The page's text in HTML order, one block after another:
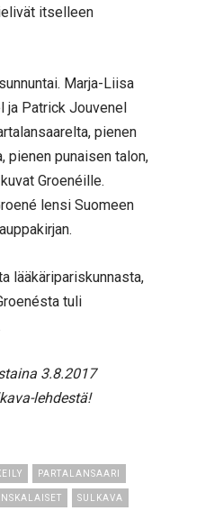
itselleen
Marja-Liisa
Patrick Jouvenel
pienen
pienen punaisen talon,
Groenéille.
lensi Suomeen
lääkäripariskunnasta,
tuli
3.8.2017
lehdestä!
PARTALANSAARI
SULKAVA